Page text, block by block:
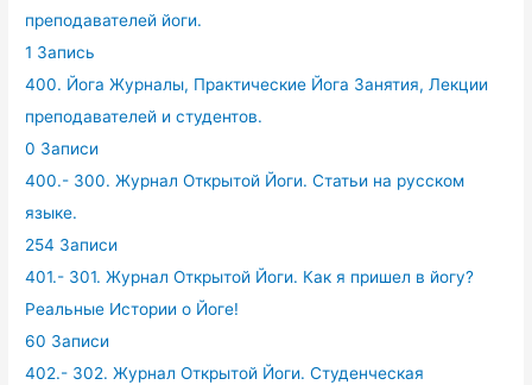
преподавателей йоги.
1 Запись
400. Йога Журналы, Практические Йога Занятия, Лекции
преподавателей и студентов.
0 Записи
400.- 300. Журнал Открытой Йоги. Статьи на русском
языке.
254 Записи
401.- 301. Журнал Открытой Йоги. Как я пришел в йогу?
Реальные Истории о Йоге!
60 Записи
402.- 302. Журнал Открытой Йоги. Студенческая